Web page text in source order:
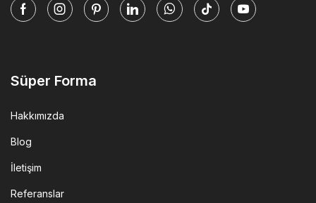
FacebookInstagramPinterestLinkedinWhatsapp
Tik-
Youtube
Süper Forma
Hakkımızda
Blog
İletişim
Referanslar